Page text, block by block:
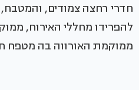
חדרי רחצה צמודים, והמטבח,
להפרידו מחללי האירוח,
ממוקמת האורווה בה מטפח